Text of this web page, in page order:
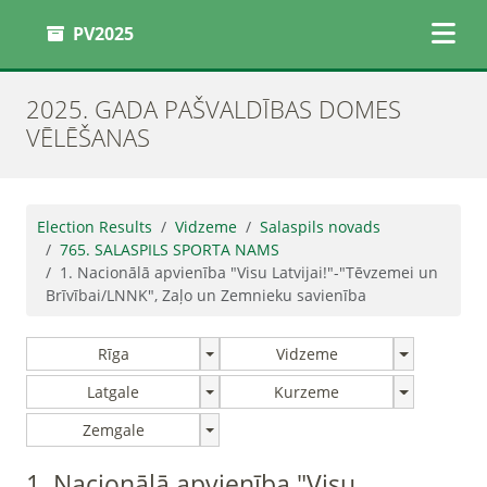
PV2025
2025. GADA PAŠVALDĪBAS DOMES
VĒLĒŠANAS
Election Results Vidzeme
Salaspils novads
765. SALASPILS SPORTA NAMS
1. Nacionālā apvienība "Visu Latvijai!"-"Tēvzemei un
Brīvībai/LNNK", Zaļo un Zemnieku savienība
Rīga
Vidzeme
Latgale
Kurzeme
Zemgale